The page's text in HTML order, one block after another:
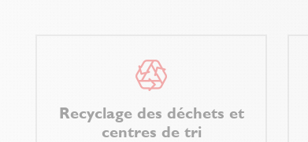
Recyclage des déchets et
centres de tri